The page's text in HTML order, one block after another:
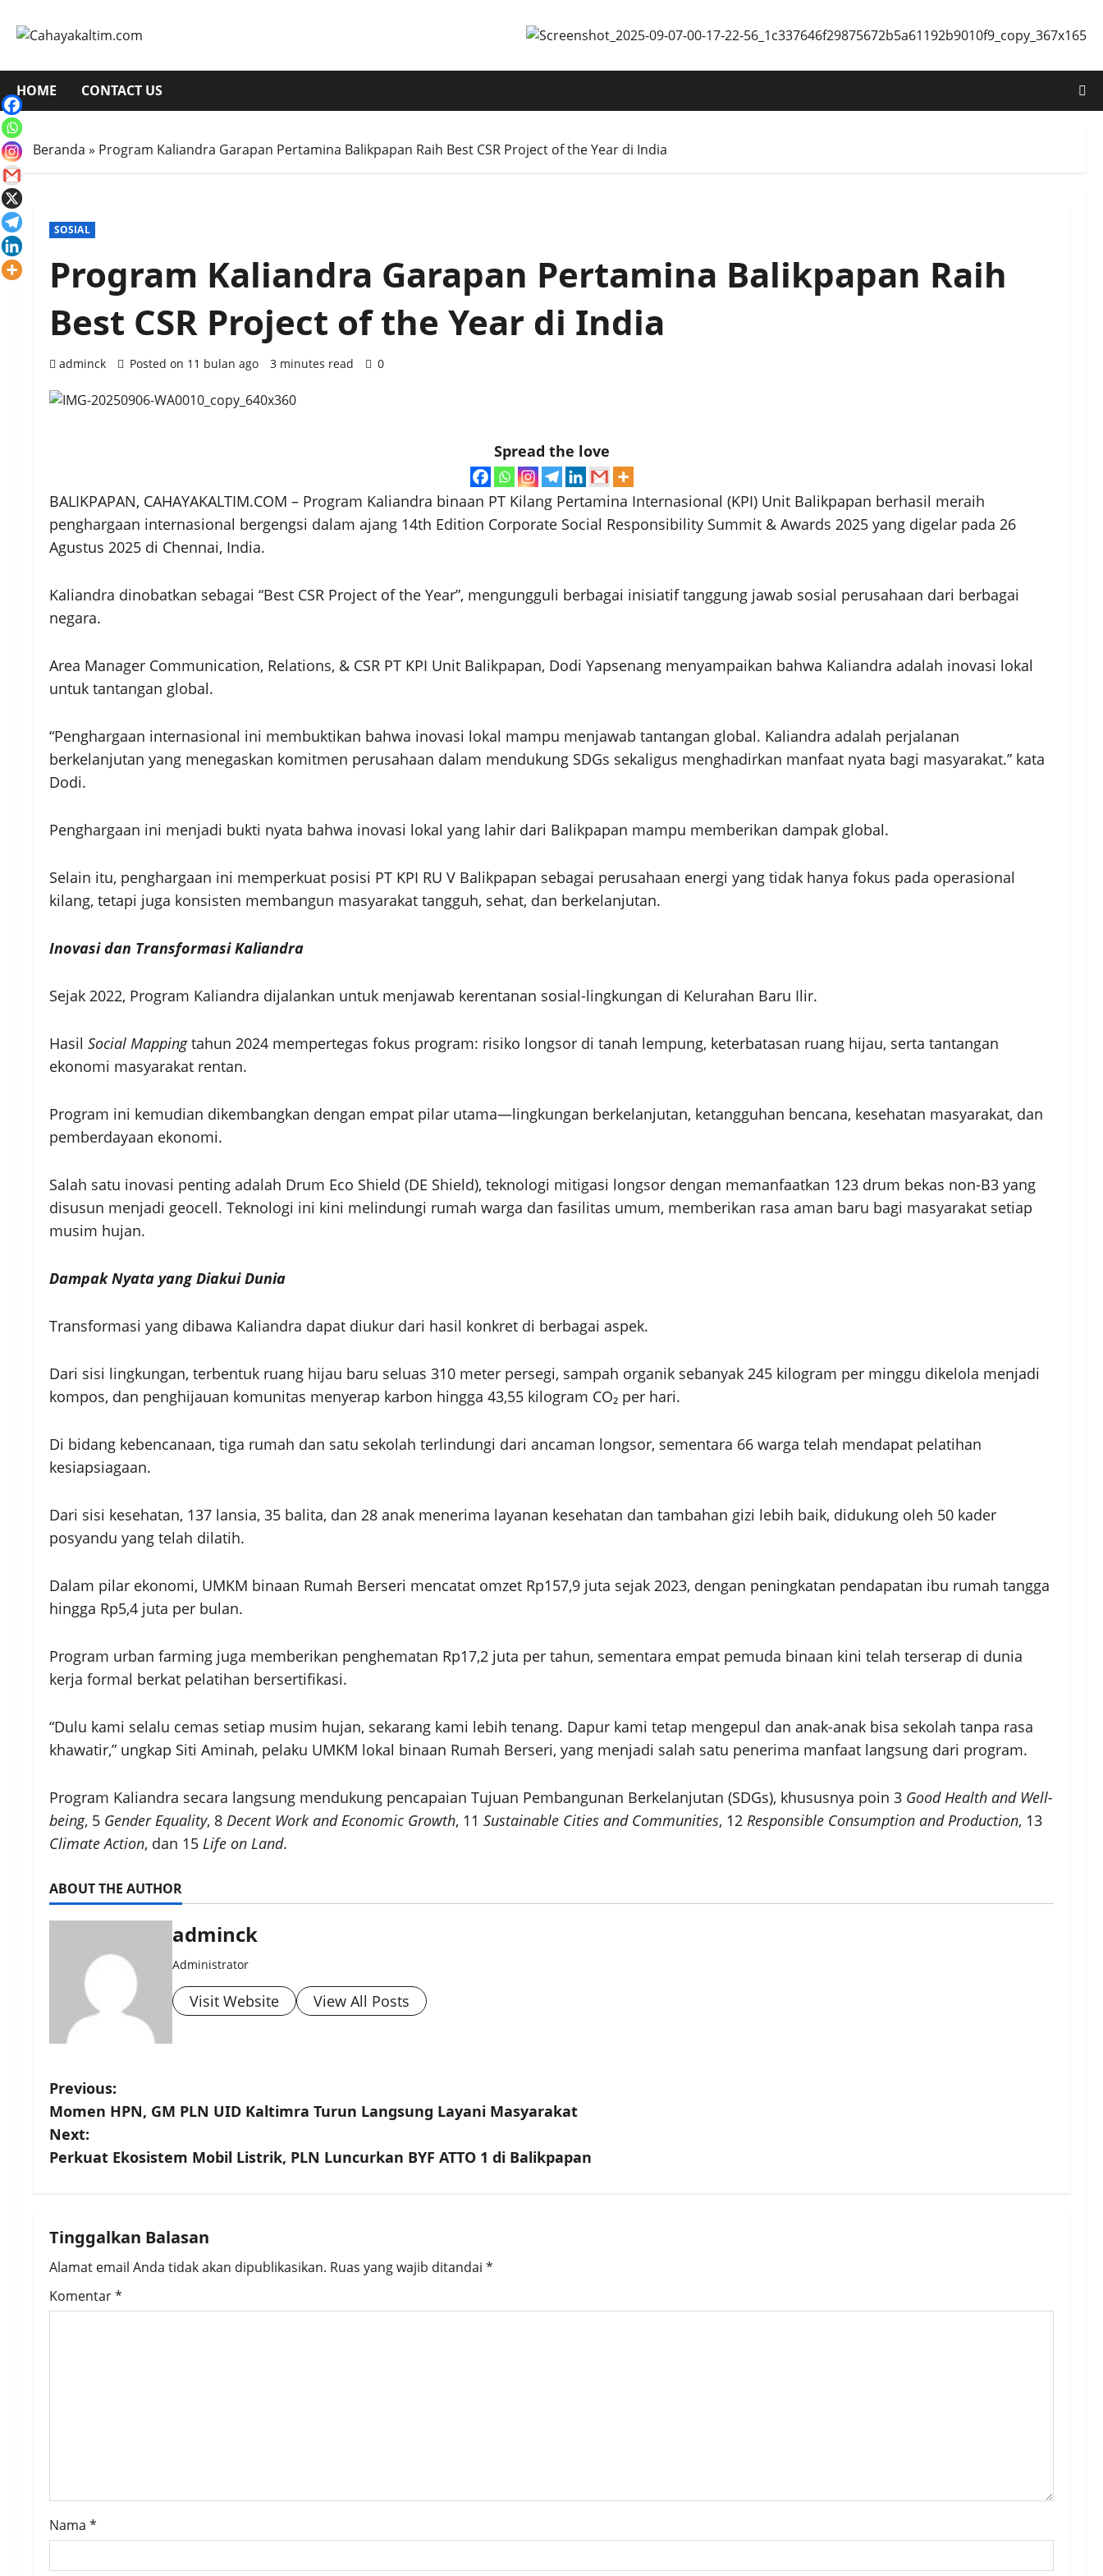
HOME CONTACT US
Beranda » Program Kaliandra Garapan Pertamina Balikpapan Raih Best CSR Project of the Year di India
SOSIAL
Program Kaliandra Garapan Pertamina Balikpapan Raih
Best CSR Project of the Year di India
adminck Posted on 11 bulan ago 3 minutes read 0
Spread the love
BALIKPAPAN, CAHAYAKALTIM.COM – Program Kaliandra binaan PT Kilang Pertamina Internasional (KPI) Unit Balikpapan berhasil meraih
penghargaan internasional bergengsi dalam ajang 14th Edition Corporate Social Responsibility Summit & Awards 2025 yang digelar pada 26
Agustus 2025 di Chennai, India.
Kaliandra dinobatkan sebagai “Best CSR Project of the Year”, mengungguli berbagai inisiatif tanggung jawab sosial perusahaan dari berbagai
negara.
Area Manager Communication, Relations, & CSR PT KPI Unit Balikpapan, Dodi Yapsenang menyampaikan bahwa Kaliandra adalah inovasi lokal
untuk tantangan global.
“Penghargaan internasional ini membuktikan bahwa inovasi lokal mampu menjawab tantangan global. Kaliandra adalah perjalanan
berkelanjutan yang menegaskan komitmen perusahaan dalam mendukung SDGs sekaligus menghadirkan manfaat nyata bagi masyarakat.” kata
Dodi.
Penghargaan ini menjadi bukti nyata bahwa inovasi lokal yang lahir dari Balikpapan mampu memberikan dampak global.
Selain itu, penghargaan ini memperkuat posisi PT KPI RU V Balikpapan sebagai perusahaan energi yang tidak hanya fokus pada operasional
kilang, tetapi juga konsisten membangun masyarakat tangguh, sehat, dan berkelanjutan.
Inovasi dan Transformasi Kaliandra
Sejak 2022, Program Kaliandra dijalankan untuk menjawab kerentanan sosial-lingkungan di Kelurahan Baru Ilir.
Hasil Social Mappingtahun 2024 mempertegas fokus program: risiko longsor di tanah lempung, keterbatasan ruang hijau, serta tantangan
ekonomi masyarakat rentan.
Program ini kemudian dikembangkan dengan empat pilar utama—lingkungan berkelanjutan, ketangguhan bencana, kesehatan masyarakat, dan
pemberdayaan ekonomi.
Salah satu inovasi penting adalah Drum Eco Shield (DE Shield), teknologi mitigasi longsor dengan memanfaatkan 123 drum bekas non-B3 yang
disusun menjadi geocell. Teknologi ini kini melindungi rumah warga dan fasilitas umum, memberikan rasa aman baru bagi masyarakat setiap
musim hujan.
Dampak Nyata yang Diakui Dunia
Transformasi yang dibawa Kaliandra dapat diukur dari hasil konkret di berbagai aspek.
Dari sisi lingkungan, terbentuk ruang hijau baru seluas 310 meter persegi, sampah organik sebanyak 245 kilogram per minggu dikelola menjadi
kompos, dan penghijauan komunitas menyerap karbon hingga 43,55 kilogram CO₂ per hari.
Di bidang kebencanaan, tiga rumah dan satu sekolah terlindungi dari ancaman longsor, sementara 66 warga telah mendapat pelatihan
kesiapsiagaan.
Dari sisi kesehatan, 137 lansia, 35 balita, dan 28 anak menerima layanan kesehatan dan tambahan gizi lebih baik, didukung oleh 50 kader
posyandu yang telah dilatih.
Dalam pilar ekonomi, UMKM binaan Rumah Berseri mencatat omzet Rp157,9 juta sejak 2023, dengan peningkatan pendapatan ibu rumah tangga
hingga Rp5,4 juta per bulan.
Program urban farming juga memberikan penghematan Rp17,2 juta per tahun, sementara empat pemuda binaan kini telah terserap di dunia
kerja formal berkat pelatihan bersertifikasi.
“Dulu kami selalu cemas setiap musim hujan, sekarang kami lebih tenang. Dapur kami tetap mengepul dan anak-anak bisa sekolah tanpa rasa
khawatir,” ungkap Siti Aminah, pelaku UMKM lokal binaan Rumah Berseri, yang menjadi salah satu penerima manfaat langsung dari program.
Program Kaliandra secara langsung mendukung pencapaian Tujuan Pembangunan Berkelanjutan (SDGs), khususnya poin 3 Good Health and Well-
being, 5 Gender Equality, 8 Decent Work and Economic Growth, 11 Sustainable Cities and Communities, 12 Responsible Consumption and Production, 13
Climate Action, dan 15 Life on Land.
ABOUT THE AUTHOR
adminck
Administrator
Visit Website View All Posts
P
o
s
n
a
v
o
n
Previous:
Momen HPN, GM PLN UID Kaltimra Turun Langsung Layani Masyarakat
Next:
Perkuat Ekosistem Mobil Listrik, PLN Luncurkan BYF ATTO 1 di Balikpapan
Tinggalkan Balasan
Alamat email Anda tidak akan dipublikasikan. Ruas yang wajib ditandai *
Komentar*
Nama *